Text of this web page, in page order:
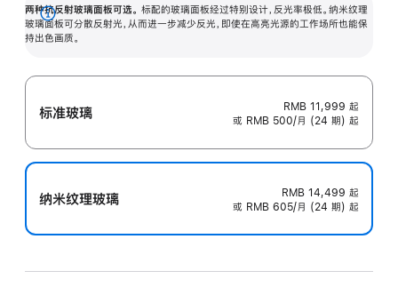
两种抗反射玻璃面板可选。 标配的玻璃面板经过特别设计，反光率极低。纳米纹理
玻璃面板可分散反射光，从而进一步减少反光，即使在高亮光源的工作场所也能保
持出色画质。
展
开
标准玻璃 RMB 11,999 起
或 RMB 500/月 (24 期) 起
纳米纹理玻璃 RMB 14,499 起
或 RMB 605/月 (24 期) 起